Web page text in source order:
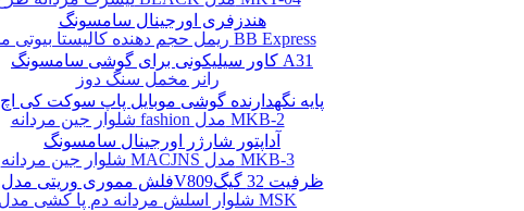
ریمل حجم دهنده کالیستا بیوتی مدل BB Express
رانر مخمل سنگ دوز
شلوار جین مردانه fashion مدل MKB-2
شلوار جین مردانه MACJNS مدل MKB-3
شلوار اسلش مردانه دم پا کشی مدل MSK
هندزفری اورجینال سامسونگ
کاور سیلیکونی برای گوشی سامسونگ A31
پایه نگهدارنده گوشی موبایل پاپ سوکت کی اچ
آداپتور شارژر اورجینال سامسونگ
فلش مموری وریتی مدلV809ظرفیت 32 گیگ